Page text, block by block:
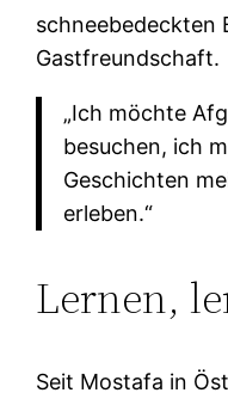
schneebedeckten
Gastfreundschaft.
„Ich möchte
besuchen, ich
Geschichten
erleben.“
Lernen,
Seit Mostafa in